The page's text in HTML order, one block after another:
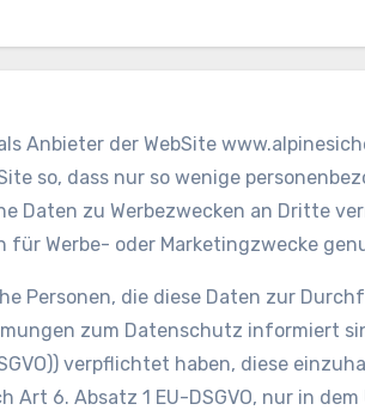
Anbieter der WebSite
so, dass nur so wenige
Daten zu Werbezwecken an Dritte
für Werbe- oder Marketingzwecke
Personen, die diese Daten zur
zum Datenschutz informiert
verpflichtet haben, diese
6. Absatz 1 EU-DSGVO, nur in